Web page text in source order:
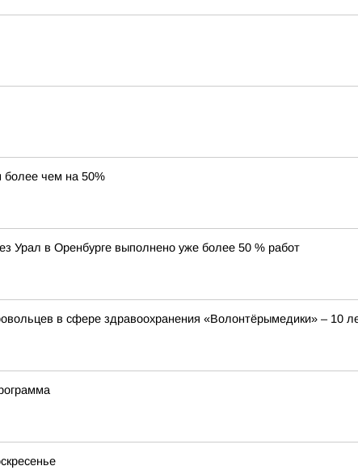
более чем на 50%
Урал в Оренбурге выполнено уже более 50 % работ
в сфере здравоохранения «Волонтёрымедики» – 10